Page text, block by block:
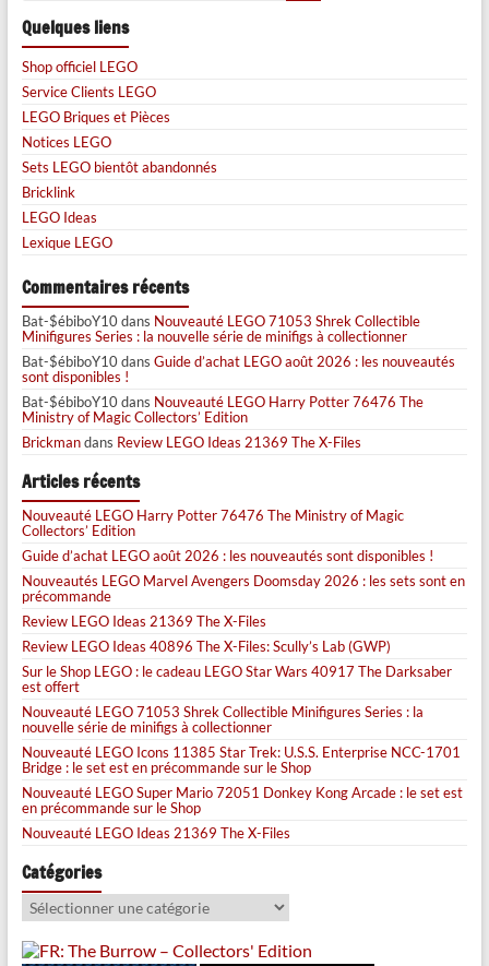
Quelques liens
Shop officiel LEGO
Service Clients LEGO
LEGO Briques et Pièces
Notices LEGO
Sets LEGO bientôt abandonnés
Bricklink
LEGO Ideas
Lexique LEGO
Commentaires récents
Bat-$ébiboY10dans Nouveauté LEGO 71053 Shrek Collectible
Minifigures Series : la nouvelle série de minifigs à collectionner
Bat-$ébiboY10dans Guide d’achat LEGO août 2026 : les nouveautés
sont disponibles !
Bat-$ébiboY10dans Nouveauté LEGO Harry Potter 76476 The
Ministry of Magic Collectors’ Edition
Brickmandans Review LEGO Ideas 21369 The X-Files
Articles récents
Nouveauté LEGO Harry Potter 76476 The Ministry of Magic
Collectors’ Edition
Guide d’achat LEGO août 2026 : les nouveautés sont disponibles !
Nouveautés LEGO Marvel Avengers Doomsday 2026 : les sets sont en
précommande
Review LEGO Ideas 21369 The X-Files
Review LEGO Ideas 40896 The X-Files: Scully’s Lab (GWP)
Sur le Shop LEGO : le cadeau LEGO Star Wars 40917 The Darksaber
est offert
Nouveauté LEGO 71053 Shrek Collectible Minifigures Series : la
nouvelle série de minifigs à collectionner
Nouveauté LEGO Icons 11385 Star Trek: U.S.S. Enterprise NCC-1701
Bridge : le set est en précommande sur le Shop
Nouveauté LEGO Super Mario 72051 Donkey Kong Arcade : le set est
en précommande sur le Shop
Nouveauté LEGO Ideas 21369 The X-Files
Catégories
Catégories